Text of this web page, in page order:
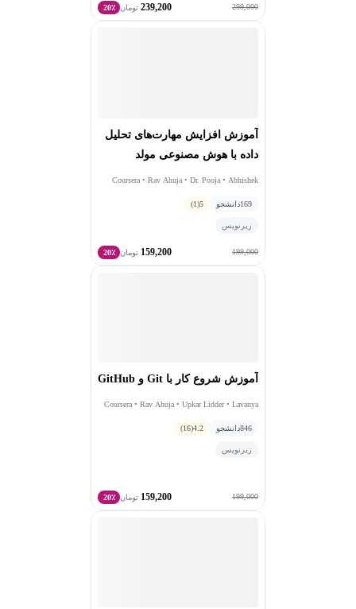
299,000
239,200 تومان 20٪
آموزش افزایش مهارت‌های تحلیل
داده با هوش مصنوعی مولد
Coursera • Rav Ahuja • Dr. Pooja • Abhishek
169دانشجو 5
(1)
زیرنویس
199,000
159,200 تومان 20٪
آموزش شروع کار با Git و GitHub
Coursera • Rav Ahuja • Upkar Lidder • Lavanya
846دانشجو 4.2
(16)
زیرنویس
199,000
159,200 تومان 20٪